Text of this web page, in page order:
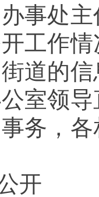
事处
工作
道的
室领
务，
开